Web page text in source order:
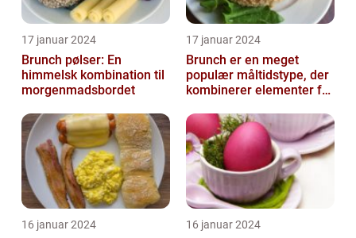
17 januar 2024
Brunch pølser: En
himmelsk kombination til
morgenmadsbordet
17 januar 2024
Brunch er en meget
populær måltidstype, der
kombinerer elementer fra
16 januar 2024 16 januar 2024